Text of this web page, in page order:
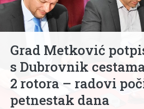
Grad Metković
s Dubrovnik
2 rotora – radovi
petnestak dana